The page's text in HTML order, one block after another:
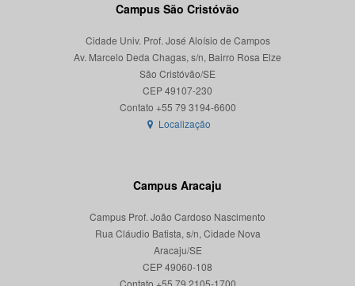
Campus São Cristóvão
Cidade Univ. Prof. José Aloísio de Campos
Av. Marcelo Deda Chagas, s/n, Bairro Rosa Elze
São Cristóvão/SE
CEP 49107-230
Localização
Campus Aracaju
Campus Prof. João Cardoso Nascimento
Rua Cláudio Batista, s/n, Cidade Nova
Aracaju/SE
CEP 49060-108